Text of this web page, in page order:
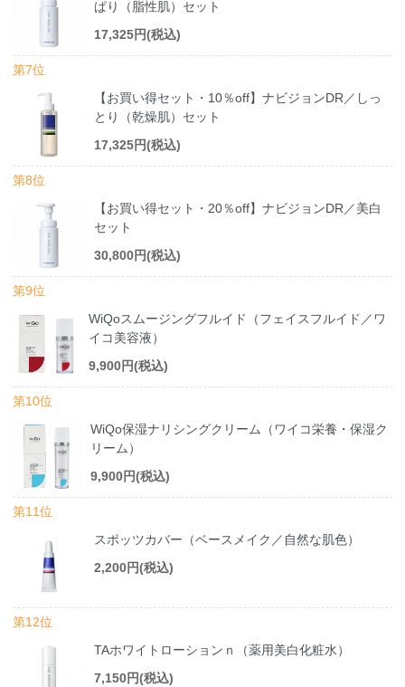
ぱり（脂性肌）セット
17,325円(税込)
第7位
【お買い得セット・10％off】ナビジョンDR／しっ
とり（乾燥肌）セット
17,325円(税込)
第8位
【お買い得セット・20％off】ナビジョンDR／美白
セット
30,800円(税込)
第9位
WiQoスムージングフルイド（フェイスフルイド／ワ
イコ美容液）
9,900円(税込)
第10位
WiQo保湿ナリシングクリーム（ワイコ栄養・保湿ク
リーム）
9,900円(税込)
第11位
スポッツカバー（ベースメイク／自然な肌色）
2,200円(税込)
第12位
TAホワイトローションｎ（薬用美白化粧水）
7,150円(税込)